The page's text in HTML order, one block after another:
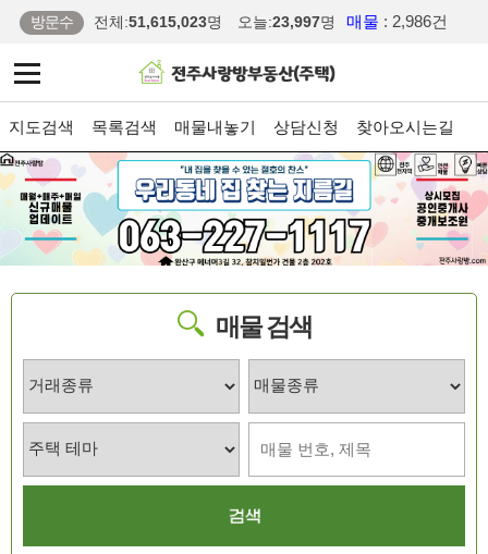
방문수 전체:51,615,023명 오늘:23,997명 매물 : 2,986건
지도검색 목록검색 매물내놓기 상담신청 찾아오시는길
매물 검색